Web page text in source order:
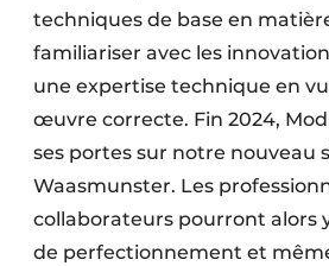
techniques de base en
familiariser avec les
une expertise technique en
œuvre correcte. Fin 2024,
ses portes sur notre nouveau
Waasmunster. Les
collaborateurs pourront alors
de perfectionnement et